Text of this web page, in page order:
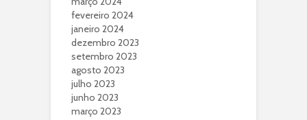
fevereiro 2024
janeiro 2024
dezembro 2023
setembro 2023
agosto 2023
julho 2023
junho 2023
março 2023